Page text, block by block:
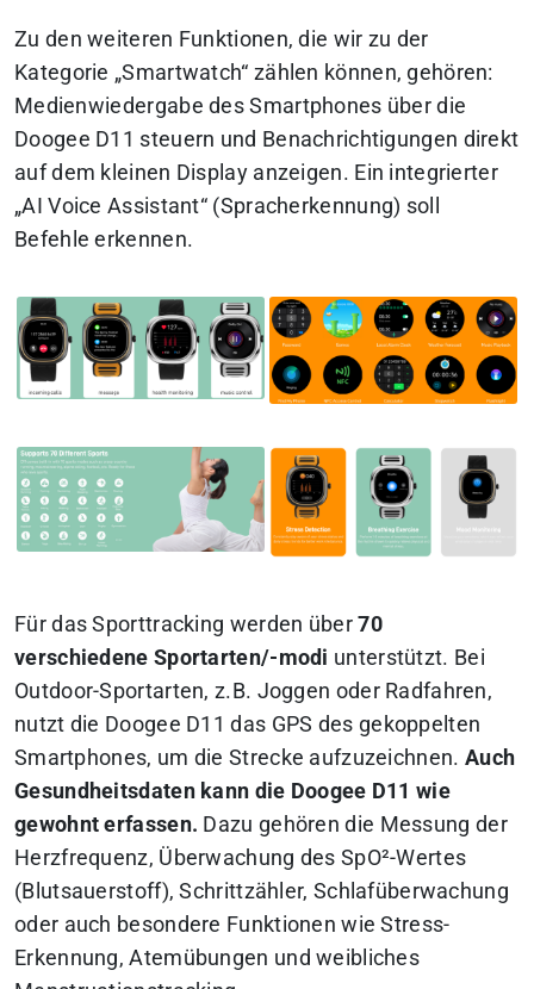
Zu den weiteren Funktionen, die wir zu der
Kategorie „Smartwatch“ zählen können, gehören:
Medienwiedergabe des Smartphones über die
Doogee D11 steuern und Benachrichtigungen direkt
auf dem kleinen Display anzeigen. Ein integrierter
„AI Voice Assistant“ (Spracherkennung) soll
Befehle erkennen.
Für das Sporttracking werden über70
verschiedene Sportarten/-modi unterstützt. Bei
Outdoor-Sportarten, z.B. Joggen oder Radfahren,
nutzt die Doogee D11 das GPS des gekoppelten
Smartphones, um die Strecke aufzuzeichnen. Auch
Gesundheitsdaten kann die Doogee D11 wie
gewohnt erfassen. Dazu gehören die Messung der
Herzfrequenz, Überwachung des SpO²-Wertes
(Blutsauerstoff), Schrittzähler, Schlafüberwachung
oder auch besondere Funktionen wie Stress-
Erkennung, Atemübungen und weibliches